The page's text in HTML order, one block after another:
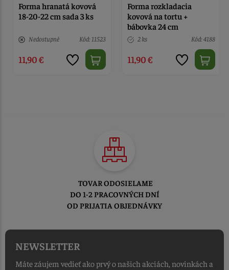
Forma hranatá kovová
18-20-22 cm sada 3 ks
Nedostupné Kód: 11523
11,90 €
Forma rozkladacia
kovová na tortu +
bábovka 24 cm
2 ks Kód: 4188
11,90 €
TOVAR ODOSIELAME
DO 1-2 PRACOVNÝCH DNÍ
OD PRIJATIA OBJEDNÁVKY
NEWSLETTER
Máte záujem vedieť ako prvý o našich akciách, novinkách a